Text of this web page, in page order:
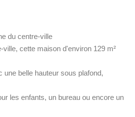
du centre-ville
cette maison d'environ 129 m²
belle hauteur sous plafond,
les enfants, un bureau ou encore un